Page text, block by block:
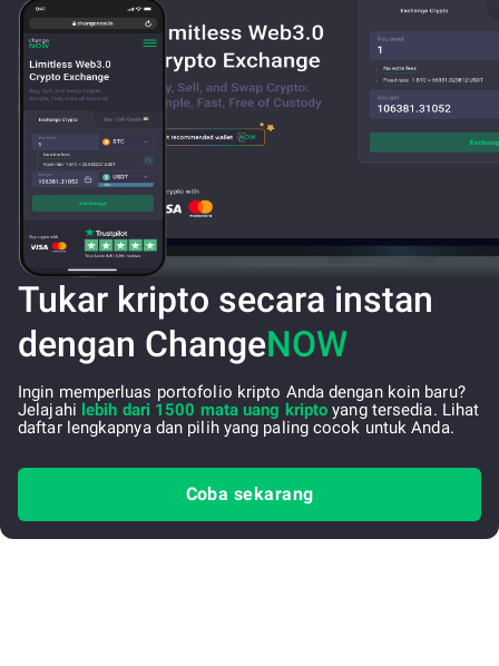
Tukar kripto secara instan
dengan ChangeNOW
Ingin memperluas portofolio kripto Anda dengan koin baru?
Jelajahi lebih dari 1500 mata uang kripto yang tersedia. Lihat
daftar lengkapnya dan pilih yang paling cocok untuk Anda.
Coba sekarang